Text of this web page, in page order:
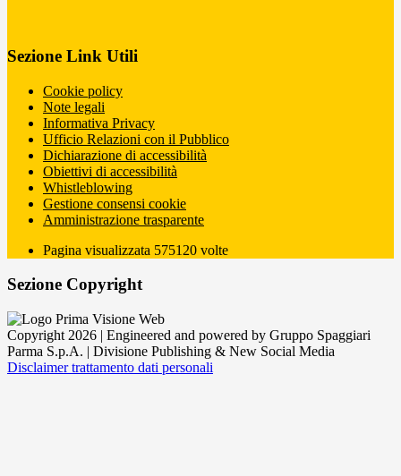
Sezione Link Utili
Cookie policy
Note legali
Informativa Privacy
Ufficio Relazioni con il Pubblico
Dichiarazione di accessibilità
Obiettivi di accessibilità
Whistleblowing
Gestione consensi cookie
Amministrazione trasparente
Pagina visualizzata 575120 volte
Sezione Copyright
Copyright 2026 | Engineered and powered by Gruppo Spaggiari
Parma S.p.A. | Divisione Publishing & New Social Media
Disclaimer trattamento dati personali